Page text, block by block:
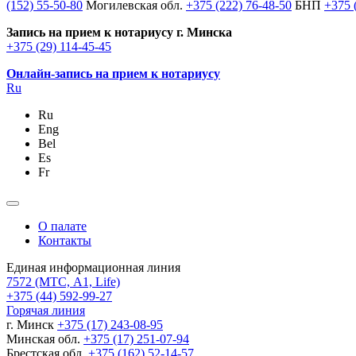
(152) 55-50-80 Могилевская обл. +375 (222) 76-48-50 БНП +375
Запись на прием к нотариусу г. Минска
+375 (29) 114-45-45
Онлайн-запись на прием к нотариусу
Ru
Ru
Eng
Bel
Es
Fr
О палате
Контакты
Единая информационная линия
7572 (МТС, A1, Life)
+375 (44) 592-99-27
Горячая линия
г. Минск +375 (17) 243-08-95
Минская обл. +375 (17) 251-07-94
Брестская обл. +375 (162) 52-14-57